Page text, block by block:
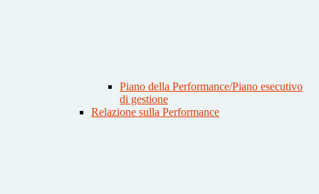
Piano della Performance/Piano esecutivo
di gestione
Relazione sulla Performance